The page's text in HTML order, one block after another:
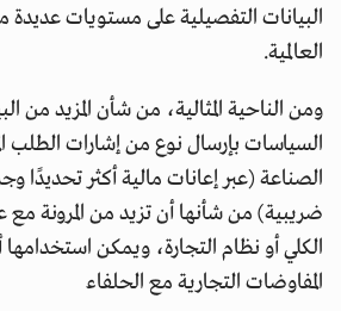
البيانات التفصيلية على مستويات
العالمية.
ومن الناحية المثالية، من شأن المزيد من
السياسات بإرسال نوع من إشارات الطلب
الصناعة (عبر إعانات مالية أكثر تحديدًا
ضريبية) من شأنها أن تزيد من المرونة
الكلي أو نظام التجارة، ويمكن
المفاوضات التجارية مع الحلفاء